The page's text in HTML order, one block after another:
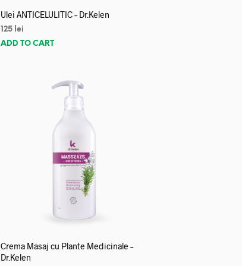
Ulei ANTICELULITIC – Dr.Kelen
125 lei
ADD TO CART
Crema Masaj cu Plante Medicinale –
Dr.Kelen